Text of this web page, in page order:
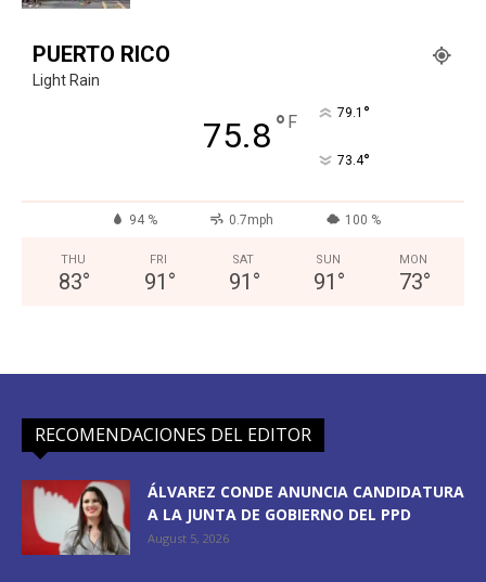
PUERTO RICO
Light Rain
75.8° F 79.1 °
73.4°
94 % 0.7mph 100 %
THU
83°
FRI
91 °
SAT
91 °
SUN
91 °
MON
73°
RECOMENDACIONES DEL EDITOR
ÁLVAREZ CONDE ANUNCIA CANDIDATURA
A LA JUNTA DE GOBIERNO DEL PPD
August 5, 2026